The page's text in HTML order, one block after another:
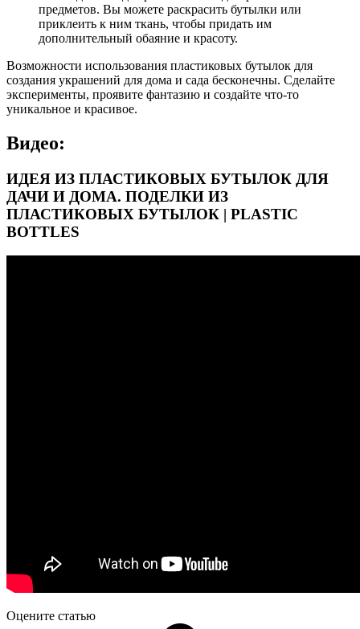
предметов. Вы можете раскрасить бутылки или
приклеить к ним ткань, чтобы придать им
дополнительный обаяние и красоту.
Возможности использования пластиковых бутылок для
создания украшений для дома и сада бесконечны. Сделайте
эксперименты, проявите фантазию и создайте что-то
уникальное и красивое.
Видео:
ИДЕЯ ИЗ ПЛАСТИКОВЫХ БУТЫЛОК ДЛЯ
ДАЧИ И ДОМА. ПОДЕЛКИ ИЗ
ПЛАСТИКОВЫХ БУТЫЛОК | PLASTIC
BOTTLES
Оцените статью